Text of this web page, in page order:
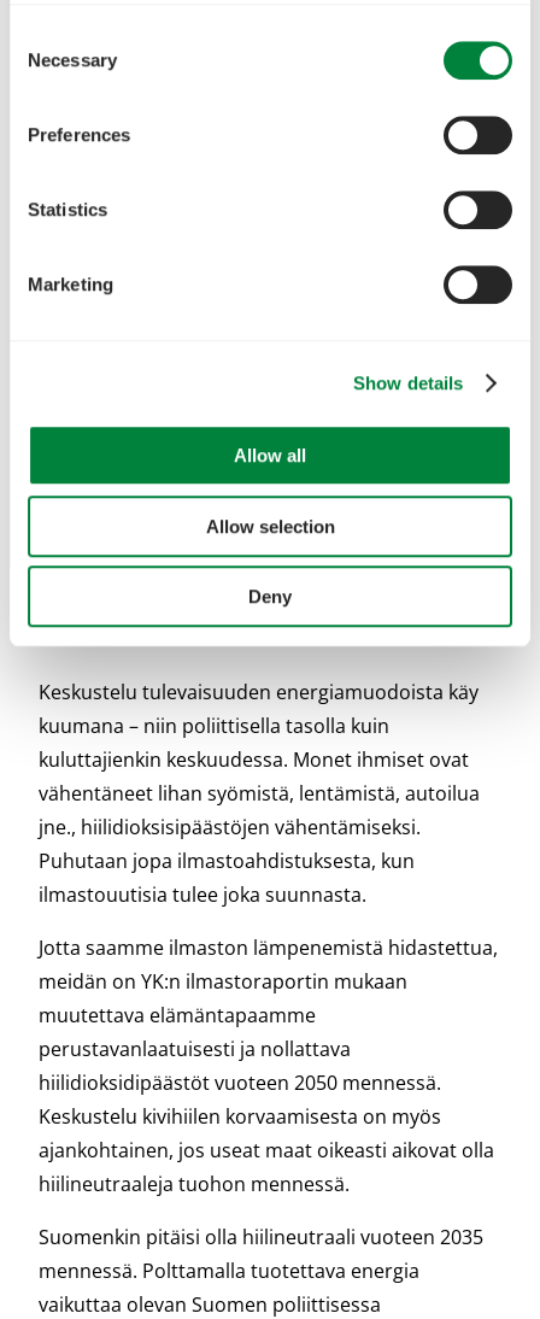
Selection
Necessary
Preferences
Statistics
Marketing
Show details
Allow all
Allow selection
Deny
Keskustelu tulevaisuuden energiamuodoista käy
kuumana – niin poliittisella tasolla kuin
kuluttajienkin keskuudessa. Monet ihmiset ovat
vähentäneet lihan syömistä, lentämistä, autoilua
jne., hiilidioksisipäästöjen vähentämiseksi.
Puhutaan jopa ilmastoahdistuksesta, kun
ilmastouutisia tulee joka suunnasta.
Jotta saamme ilmaston lämpenemistä hidastettua,
meidän on YK:n ilmastoraportin mukaan
muutettava elämäntapaamme
perustavanlaatuisesti ja nollattava
hiilidioksidipäästöt vuoteen 2050 mennessä.
Keskustelu kivihiilen korvaamisesta on myös
ajankohtainen, jos useat maat oikeasti aikovat olla
hiilineutraaleja tuohon mennessä.
Suomenkin pitäisi olla hiilineutraali vuoteen 2035
mennessä. Polttamalla tuotettava energia
vaikuttaa olevan Suomen poliittisessa